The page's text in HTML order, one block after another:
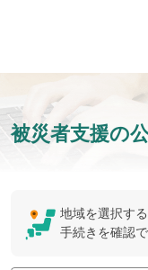
被災者支援の
地域を選択す
手続きを確認で